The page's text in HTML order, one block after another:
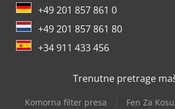
+49 201 857 861 0
+49 201 857 861 80
+34 911 433 456
Trenutne pretrage
Komorna filter presa Fen Za Kosu